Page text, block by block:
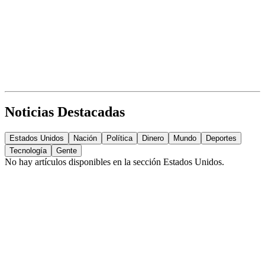
Noticias Destacadas
Estados Unidos Nación Política Dinero Mundo
Deportes
Tecnología
Gente
No hay artículos disponibles en la sección Estados Unidos.